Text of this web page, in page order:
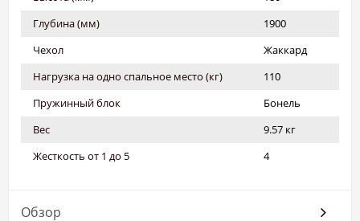
Глубина (мм)
1900
Чехол
Жаккард
Нагрузка на одно спальное место (кг)
110
Пружинный блок
Бонель
Вес
9.57 кг
Жесткость от 1 до 5
4
Обзор